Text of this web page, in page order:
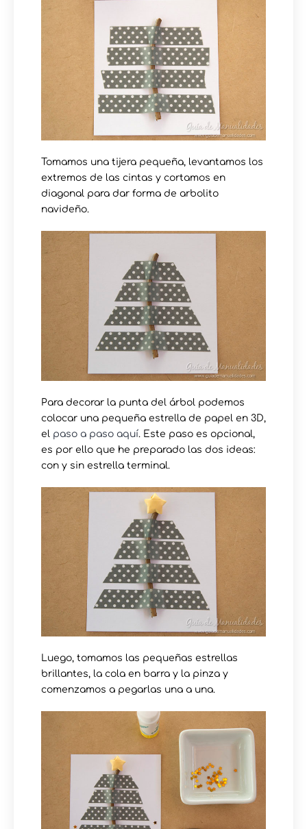
Tomamos una tijera pequeña, levantamos los
extremos de las cintas y cortamos en
diagonal para dar forma de arbolito
navideño.
Para decorar la punta del árbol podemos
colocar una pequeña estrella de papel en 3D,
el paso a paso aquí. Este paso es opcional,
es por ello que he preparado las dos ideas:
con y sin estrella terminal.
Luego, tomamos las pequeñas estrellas
brillantes, la cola en barra y la pinza y
comenzamos a pegarlas una a una.